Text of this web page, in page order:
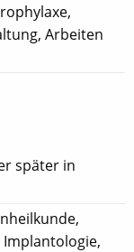
Arbeiten
später in